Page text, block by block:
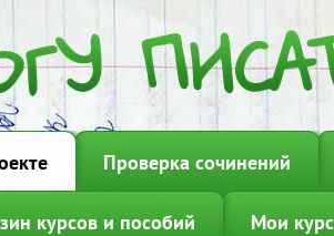
Проверка сочинений
курсов и пособий Мои